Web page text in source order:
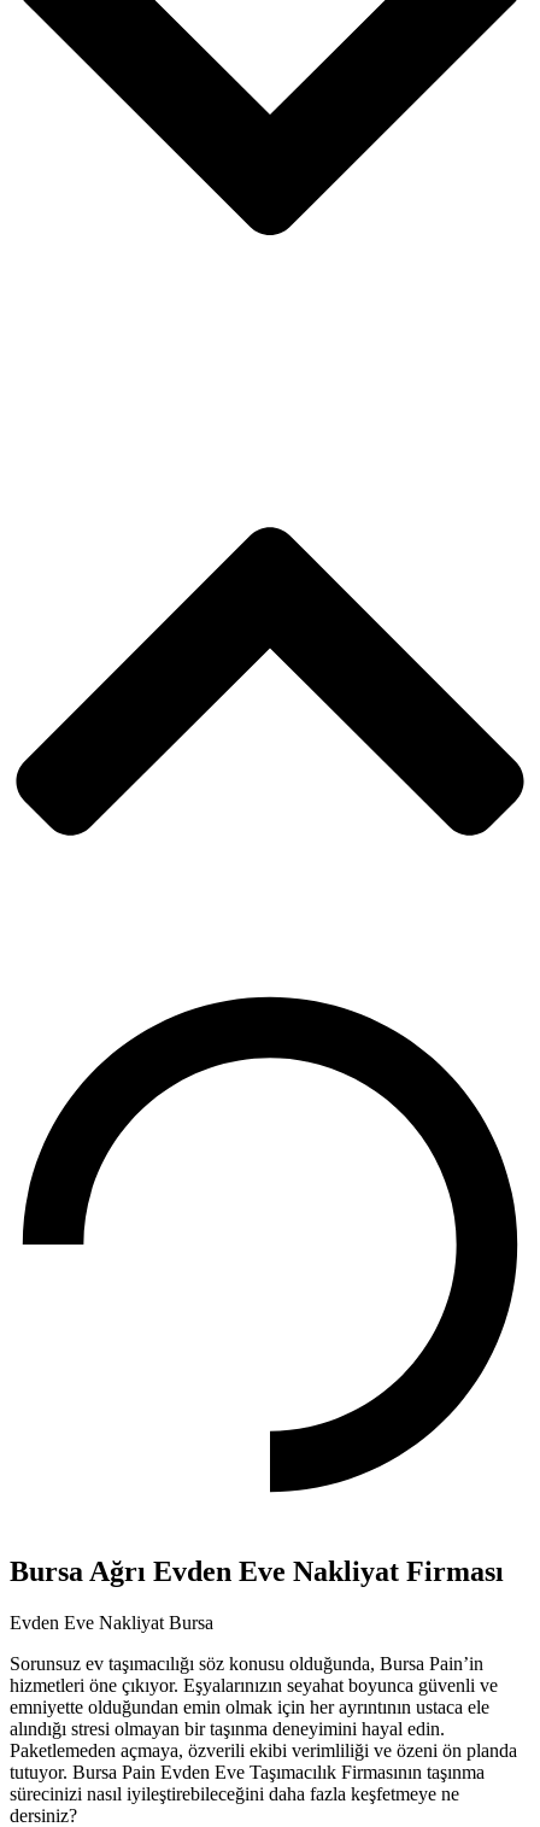
Bursa Ağrı Evden Eve Nakliyat Firması
Evden Eve Nakliyat Bursa
Sorunsuz ev taşımacılığı söz konusu olduğunda, Bursa Pain’in
hizmetleri öne çıkıyor. Eşyalarınızın seyahat boyunca güvenli ve
emniyette olduğundan emin olmak için her ayrıntının ustaca ele
alındığı stresi olmayan bir taşınma deneyimini hayal edin.
Paketlemeden açmaya, özverili ekibi verimliliği ve özeni ön planda
tutuyor. Bursa Pain Evden Eve Taşımacılık Firmasının taşınma
sürecinizi nasıl iyileştirebileceğini daha fazla keşfetmeye ne
dersiniz?